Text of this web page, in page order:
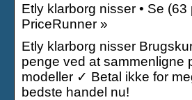
Etly klarborg nisser • Se (63
PriceRunner »
Etly klarborg nisser
penge ved at sammenligne
modeller ✓ Betal ikke for
bedste handel nu!